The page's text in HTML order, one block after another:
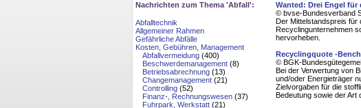
Nachrichten zum Thema 'Abfall':
Abfalltechnik
Allgemeiner Rahmen
Gefährliche Abfälle
Kosten, Gebühren, Management
Abfallvermeidung (400)
Beschwerdemanagement (8)
Betriebsabrechnung (13)
Changemanagement (21)
Controlling (52)
Finanz-, Rechnungswesen (37)
Fuhrpark, Werkstatt (21)
Wanted: Drei Engel für
© bvse-Bundesverband
Der Mittelstandspreis für
Recyclingunternehmen
hervorheben.
Recyclingquote -
© BGK-
Bei der Verwertung von
und/oder Energieträger
Zielvorgaben für die
Bedeutung sowie der Art